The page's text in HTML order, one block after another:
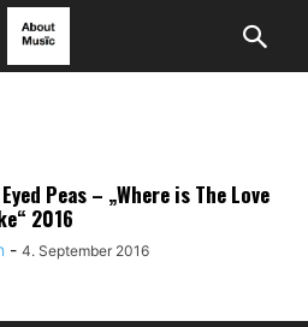
Peas – „Where is The Love
2016
- 4. September 2016